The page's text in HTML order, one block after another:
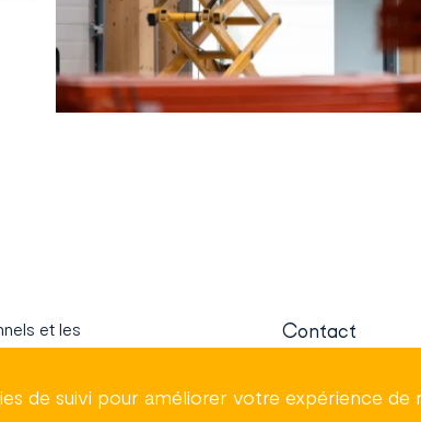
et les
Contact
Nos métiers
de suivi pour améliorer votre expérience de